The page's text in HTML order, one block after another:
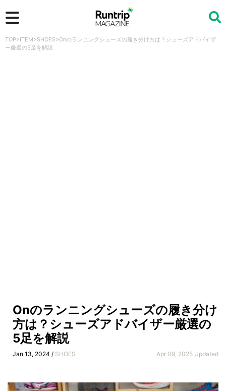
検索
TOP>ITEM>SHOES>Onのランニングシューズの履き分け方は？シューズアドバイザ
ー厳選の5足を解説
Onのランニングシューズの履き分け
方は？シューズアドバイザー厳選の
5足を解説
Jan 13, 2024 / SHOES Apr 09, 2025 Updated